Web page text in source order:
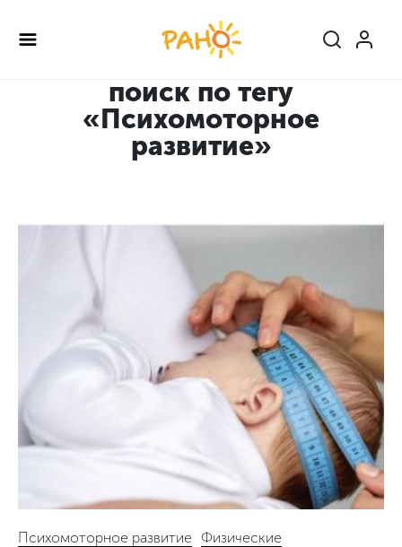
основному
содержанию
поиск по тегу
«Психомоторное
развитие»
Психомоторное развитие Физические